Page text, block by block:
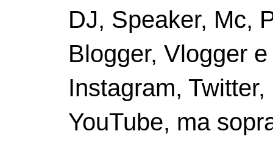
DJ, Speaker, Mc,
Blogger, Vlogger
Instagram,
YouTube, ma